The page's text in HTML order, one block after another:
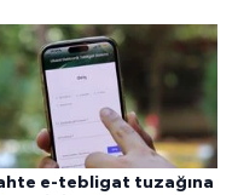
e-tebligat tuzağına